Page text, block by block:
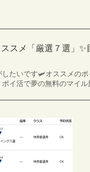
スメ「厳選７選」
たいです🛩オススメの
イ活で夢の無料のマイ